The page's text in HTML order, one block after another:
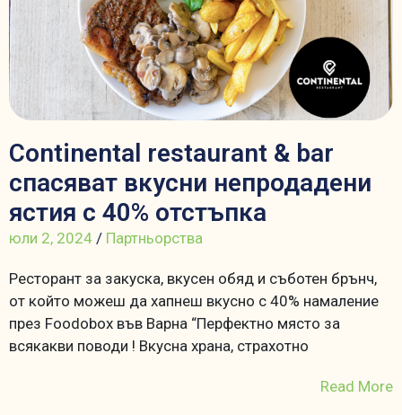
Continental restaurant & bar
спасяват вкусни непродадени
ястия с 40% отстъпка
юли 2, 2024 / Партньорства
Ресторант за закуска, вкусен обяд и съботен брънч,
от който можеш да хапнеш вкусно с 40% намаление
през Foodobox във Варна “Перфектно място за
всякакви поводи ! Вкусна храна, страхотно
Read More